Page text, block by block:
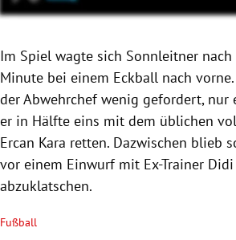
Im Spiel wagte sich Sonnleitner
Minute bei einem Eckball nach
der Abwehrchef wenig gefordert, nur
er in Hälfte eins mit dem üblichen
Ercan Kara retten. Dazwischen blieb
vor einem Einwurf mit Ex-Trainer
abzuklatschen.
Fußball